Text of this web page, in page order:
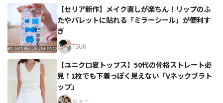
【セリア新作】メイク直しが楽ちん！リップのふ
たやパレットに貼れる「ミラーシール」が便利す
ぎ
TSUN
【ユニクロ夏トップス】50代の骨格ストレート必
見！1枚でも下着っぽく見えない「Vネックブラト
ップ」